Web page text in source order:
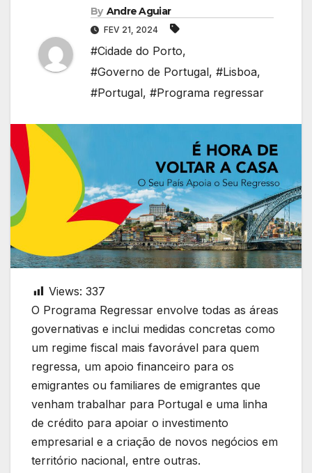
By Andre Aguiar
FEV 21, 2024
#Cidade do Porto,
#Governo de Portugal, #Lisboa,
#Portugal, #Programa regressar
Views: 337
O Programa Regressar envolve todas as áreas
governativas e inclui medidas concretas como
um regime fiscal mais favorável para quem
regressa, um apoio financeiro para os
emigrantes ou familiares de emigrantes que
venham trabalhar para Portugal e uma linha
de crédito para apoiar o investimento
empresarial e a criação de novos negócios em
território nacional, entre outras.